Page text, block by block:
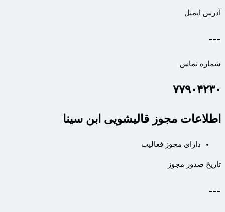
آدرس ایمیل
---
شماره تماس
۷۷۹۰۴۲۳۰
اطلاعات مجوز قالیشویی ابن سینا
دارای مجوز فعالیت
تاریخ صدور مجوز
---